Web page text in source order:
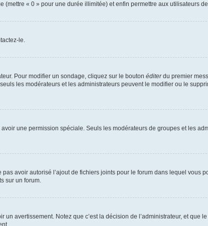
« 0 » pour une durée illimitée) et enfin permettre aux utilisateurs
le.
Pour modifier un sondage, cliquez sur le bouton éditerdu premier
les modérateurs et les administrateurs peuvent le modifier ou le
une permission spéciale. Seuls les modérateurs de groupes et les
avoir autorisé l’ajout de fichiers joints pour le forum dans lequel vous
sur un forum.
avertissement. Notez que c’est la décision de l’administrateur, et que